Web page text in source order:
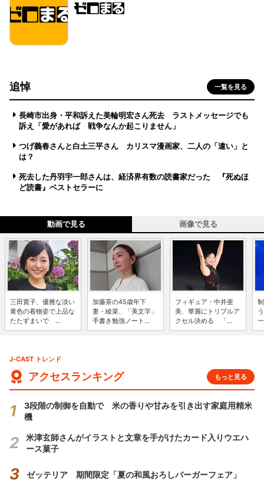
追悼 一覧を見る
長崎市出身・平和訴えた美輪明宏さん死去 ラストメッセージでも
訴え「愛があれば 戦争なんか起こりません」
つげ義春さんと白土三平さん カリスマ漫画家、二人の「違い」と
は？
死去した丹羽宇一郎さんは、経済界有数の読書家だった 『死ぬほ
ど読書』ベストセラーに
動画で見る 画像で見る
三田寛子、優雅な淡い
黄色の着物姿で上品な
たたずまいで ...
加藤茶の45歳年下
妻・綾菜、「美文字」
手書き勉強ノート...
フィギュア・中井亜
美、華麗にトリプルア
クセル決める 「...
J-CAST トレンド
アクセスランキング もっと見る
3段階の制御を自動で 米の香りや甘みを引き出す家庭用精米
機
米津玄師さんがイラストと文章を手がけたカード入りウエハ
ース菓子
ゼッテリア 期間限定「夏の和風おろしバーガーフェア」